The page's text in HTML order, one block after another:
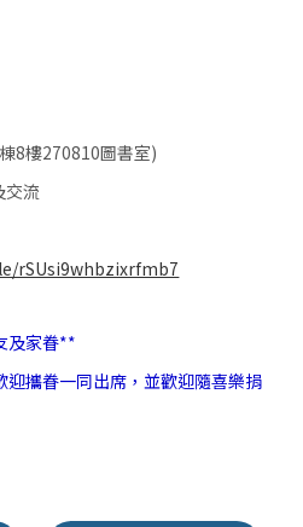
8樓270810圖書室)
交流
rSUsi9whbzixrfmb7
及家眷**
迎攜眷一同出席，並歡迎隨喜樂捐